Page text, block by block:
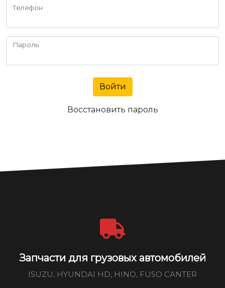
Телефон
Пароль
Войти
Восстановить пароль
Запчасти для грузовых автомобилей
ISUZU, HYUNDAI HD, HINO, FUSO CANTER